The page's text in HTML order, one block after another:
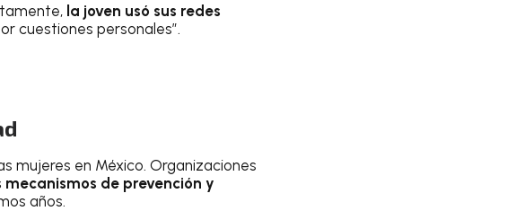
la joven usó sus redes
cuestiones personales”.
mujeres en México. Organizaciones
mecanismos de prevención y
años.